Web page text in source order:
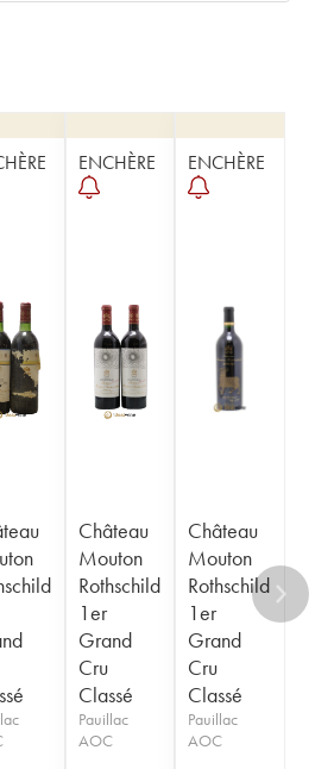
ENCHÈRE
Château
Mouton
Rothschild
1er
Grand
Cru
Classé
Pauillac
AOC
ENCHÈRE
Château
Mouton
Rothschild
1er
Grand
Cru
Classé
Pauillac
AOC